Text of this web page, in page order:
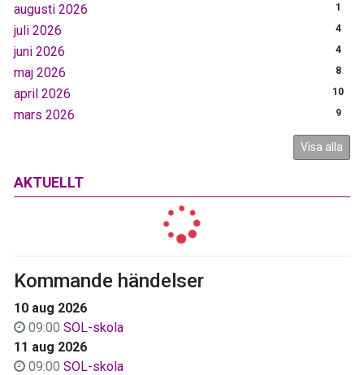
augusti 2026 1
juli 2026 4
juni 2026 4
maj 2026 8
april 2026 10
mars 2026 9
Visa alla
AKTUELLT
Kommande händelser
10 aug 2026
09:00 SOL-skola
11 aug 2026
09:00 SOL-skola